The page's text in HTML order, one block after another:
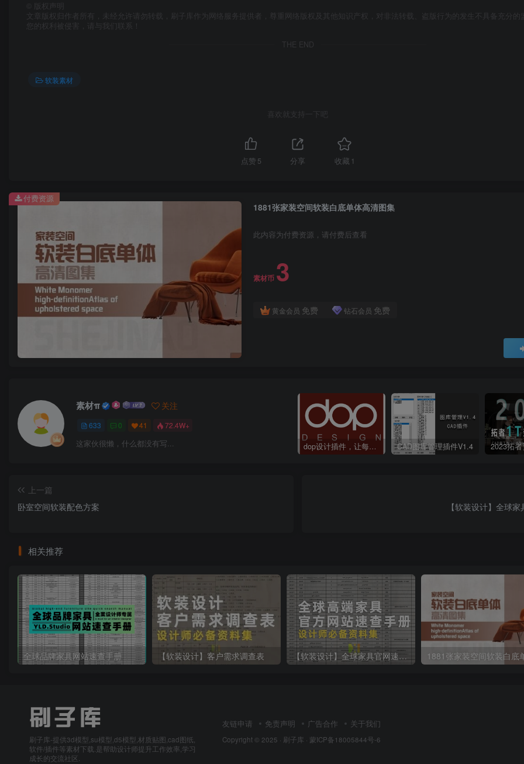
版权声明
文章版权归作者所有，未经允许请勿转载，刷子库作为网络服务提供者，尊重网络版权及其他知识产权，对非法转载、盗版行为的发生不具备充分的
您的权利被侵害，请与我们联系！
THE END
软装素材
喜欢就支持一下吧
点赞 5 分享 收藏 1
1881张家装空间软装白底单体高清图集
此内容为付费资源，请付费后查看
素材币 3
黄金会员 免费 钻石会员 免费
付费资源
素材π 关注
633 0 41 72.4W+
这家伙很懒，什么都没有写... dop设计插件，让每个设计师都能享受到CAD制图的乐趣 CAD图库管理插件V1.4
上一篇
卧室空间软装配色方案
【软装设计】全球
相关推荐
全球品牌家具网站速查手册 【软装设计】客户需求调查表 【软装设计】全球家具官网速查手册
刷子库-提供3d模型,su模型,d5模型,材质贴图,cad图纸,
软件/插件等素材下载.是帮助设计师提升工作效率,学习
成长的交流社区.
友链申请 免责声明 广告合作 关于我们
Copyright © 2025 · 刷子库 · 蒙ICP备18005844号-6